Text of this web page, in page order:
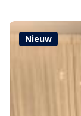
Nieuw